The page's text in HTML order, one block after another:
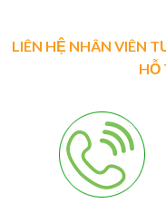
LIÊN HỆ NHÂN VIÊN
HỖ